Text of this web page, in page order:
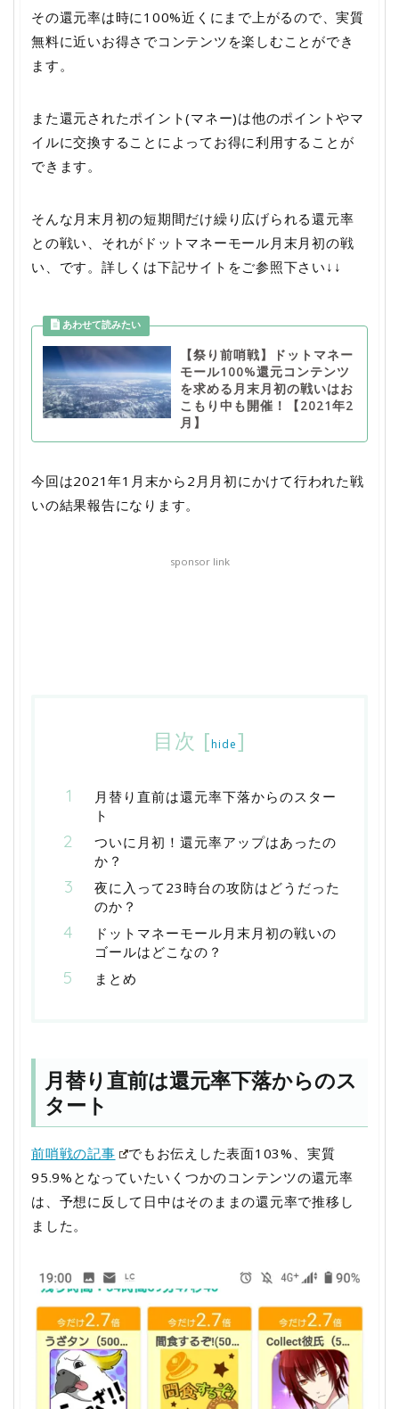
その還元率は時に100%近くにまで上がるので、実質
無料に近いお得さでコンテンツを楽しむことができ
ます。
また還元されたポイント(マネー)は他のポイントやマ
イルに交換することによってお得に利用することが
できます。
そんな月末月初の短期間だけ繰り広げられる還元率
との戦い、それがドットマネーモール月末月初の戦
い、です。詳しくは下記サイトをご参照下さい↓↓
【祭り前哨戦】ドットマネー
モール100%還元コンテンツ
を求める月末月初の戦いはお
こもり中も開催！【2021年2
月】
今回は2021年1月末から2月月初にかけて行われた戦
いの結果報告になります。
sponsor link
目次 [hide]
月替り直前は還元率下落からのスター
ト
ついに月初！還元率アップはあったの
か？
夜に入って23時台の攻防はどうだった
のか？
ドットマネーモール月末月初の戦いの
ゴールはどこなの？
まとめ
月替り直前は還元率下落からのス
タート
前哨戦の記事
でもお伝えした表面103%、実質
95.9%となっていたいくつかのコンテンツの還元率
は、予想に反して日中はそのままの還元率で推移し
ました。